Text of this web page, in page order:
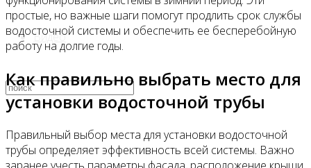
Видео
простые, но важные шаги помогут продлить срок службы
водосточной системы и обеспечить ее бесперебойную
работу на долгие годы.
Как правильно выбрать место для
установки водосточной трубы
Правильный выбор места для установки водосточной
трубы определяет эффективность всей системы. Важно